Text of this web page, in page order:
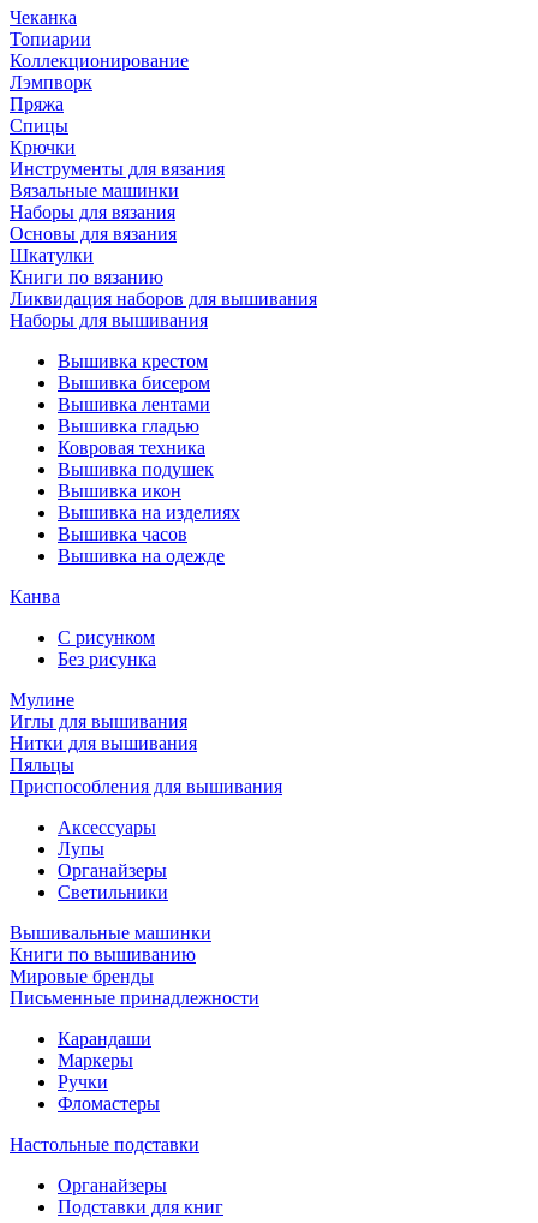
Чеканка
Топиарии
Коллекционирование
Лэмпворк
Пряжа
Спицы
Крючки
Инструменты для вязания
Вязальные машинки
Наборы для вязания
Основы для вязания
Шкатулки
Книги по вязанию
Ликвидация наборов для вышивания
Наборы для вышивания
Вышивка крестом
Вышивка бисером
Вышивка лентами
Вышивка гладью
Ковровая техника
Вышивка подушек
Вышивка икон
Вышивка на изделиях
Вышивка часов
Вышивка на одежде
Канва
С рисунком
Без рисунка
Мулине
Иглы для вышивания
Нитки для вышивания
Пяльцы
Приспособления для вышивания
Аксессуары
Лупы
Органайзеры
Светильники
Вышивальные машинки
Книги по вышиванию
Мировые бренды
Письменные принадлежности
Карандаши
Маркеры
Ручки
Фломастеры
Настольные подставки
Органайзеры
Подставки для книг